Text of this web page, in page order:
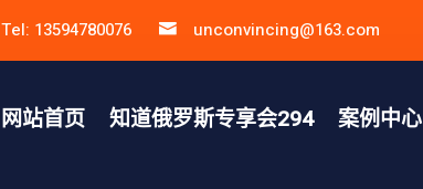
Tel: 13594780076 unconvincing@163.com
网站首页 知道俄罗斯专享会294 案例中心